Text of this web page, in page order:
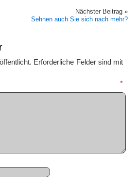
Nächster Beitrag »
Sehnen auch Sie sich nach mehr?
Erforderliche Felder sind mit
*